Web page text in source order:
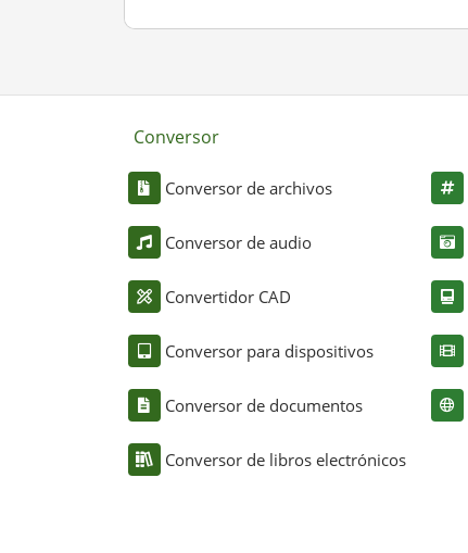
Conversor
Conversor de archivos
Conversor de audio
Convertidor CAD
Conversor para dispositivos
Conversor de documentos
Conversor de libros electrónicos